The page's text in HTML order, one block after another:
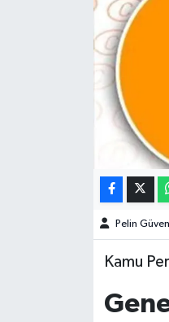
Pelin
Kamu
Burç Yorumları
Hava Durumu
Kim kimdir?